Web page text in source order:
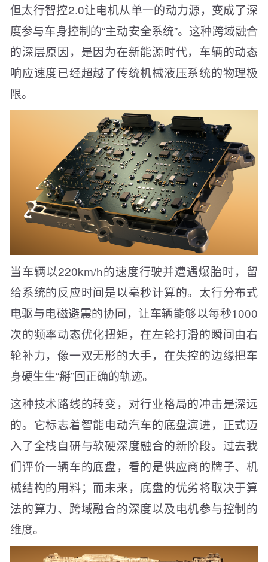
但太行智控2.0让电机从单一的动力源，变成了深
度参与车身控制的“主动安全系统”。这种跨域融合
的深层原因，是因为在新能源时代，车辆的动态
响应速度已经超越了传统机械液压系统的物理极
限。
当车辆以220km/h的速度行驶并遭遇爆胎时，留
给系统的反应时间是以毫秒计算的。太行分布式
电驱与电磁避震的协同，让车辆能够以每秒1000
次的频率动态优化扭矩，在左轮打滑的瞬间由右
轮补力，像一双无形的大手，在失控的边缘把车
身硬生生“掰”回正确的轨迹。
这种技术路线的转变，对行业格局的冲击是深远
的。它标志着智能电动汽车的底盘演进，正式迈
入了全栈自研与软硬深度融合的新阶段。过去我
们评价一辆车的底盘，看的是供应商的牌子、机
械结构的用料；而未来，底盘的优劣将取决于算
法的算力、跨域融合的深度以及电机参与控制的
维度。